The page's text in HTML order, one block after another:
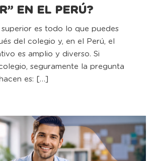
EN EL PERÚ?
es todo lo que puedes
del colegio y, en el Perú, el
es amplio y diverso. Si
seguramente la pregunta
es: […]